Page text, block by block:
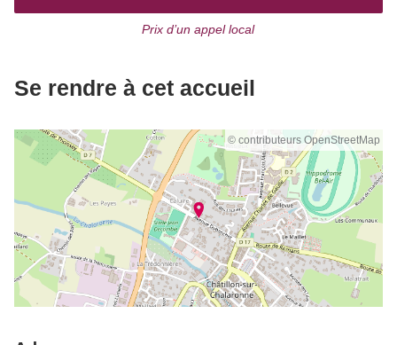
Prix d’un appel local
Se rendre à cet accueil
© contributeurs OpenStreetMap